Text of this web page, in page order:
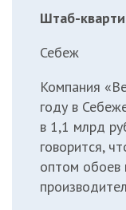
Штаб-
Себеж
Компания
году в
в 1,1 млрд
говорится,
оптом обоев